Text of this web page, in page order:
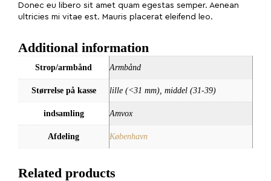
Donec eu libero sit amet quam egestas semper. Aenean
ultricies mi vitae est. Mauris placerat eleifend leo.
Additional information
Strop/armbånd Armbånd
Størrelse på kasse lille (<31 mm), middel (31-39)
indsamling Amvox
Afdeling København
Related products